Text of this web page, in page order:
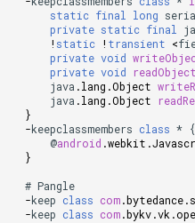
static final long
private static final
! static ! transient <
private void
private void readObject
java .lang .Object
java .lang .Object
}
-keepclassmembers class * {
@android .webkit .
}
# Pangle
-keep class com.bytedance.
-keep class com.bykv.vk .